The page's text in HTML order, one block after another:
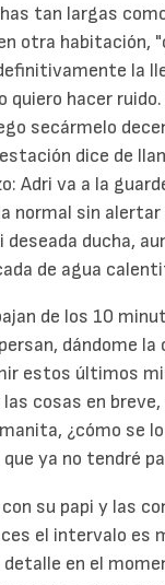
tan largas
otra habitación,
la
hacer
secármelo
dice de
Adri va a la
normal sin
deseada ducha,
de agua
de los 10
dándome
estos últimos
cosas en
¿cómo se
ya no tendré
su papi y las
el intervalo es
en el